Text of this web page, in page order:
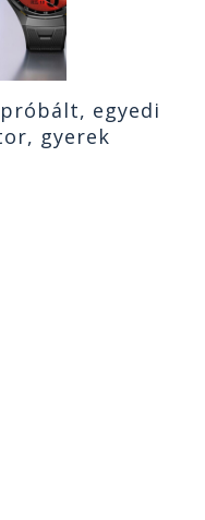
egyedi
gyerek